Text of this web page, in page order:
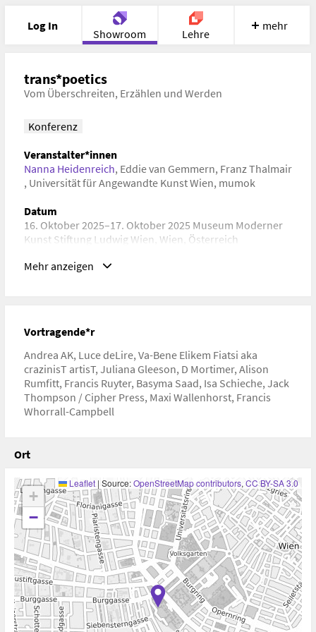
Log In
Showroom Lehre
Portfolio
mehr
trans*poetics
Vom Überschreiten, Erzählen und Werden
Konferenz
Veranstalter*innen
Nanna Heidenreich, Eddie van Gemmern, Franz Thalmair
, Universität für Angewandte Kunst Wien, mumok
Datum
16. Oktober 2025–17. Oktober 2025 Museum Moderner
Kunst Stiftung Ludwig Wien, Wien, Österreich
URL
Mehr anzeigen
Vortragende*r
Andrea AK, Luce deLire, Va-Bene Elikem Fiatsi aka
crazinisT artisT, Juliana Gleeson, D Mortimer, Alison
Rumfitt, Francis Ruyter, Basyma Saad, Isa Schieche, Jack
Thompson / Cipher Press, Maxi Wallenhorst, Francis
Whorrall-Campbell
Ort
+
−
Leaflet | Source:OpenStreetMap contributors,CC BY-SA 3.0